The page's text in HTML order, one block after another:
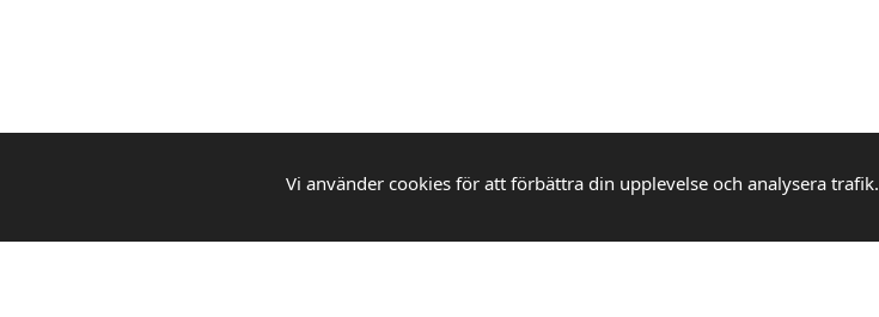
Vi använder cookies för att förbättra din upplevelse och analysera trafik.